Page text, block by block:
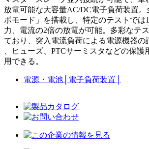
放電可能な大容量AC/DC電子負荷装置
ボモード」を搭載し、特定のテストでは
力、電流の2倍の放電が可能。多彩なテ
ており、突入電流負荷による電源機器の
、ヒューズ、PTCサーミスタなどの保護
用できる。
電源・電池 電子負荷装置